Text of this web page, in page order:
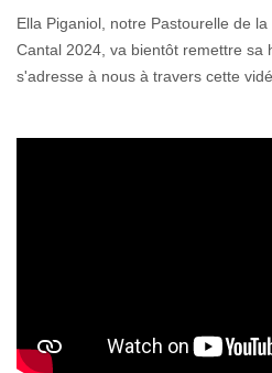
Ella Piganiol, notre Pastourelle de
Cantal 2024, va bientôt remettre sa
s'adresse à nous à travers cette